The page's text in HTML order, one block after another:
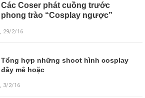
Các Coser phát cuồng trước
phong trào “Cosplay ngược”
, 29/2/16
Tổng hợp những shoot hình cosplay
đầy mê hoặc
, 3/2/16